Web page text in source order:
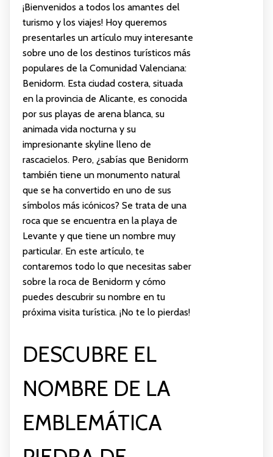
¡Bienvenidos a todos los amantes del
turismo y los viajes! Hoy queremos
presentarles un artículo muy interesante
sobre uno de los destinos turísticos más
populares de la Comunidad Valenciana:
Benidorm. Esta ciudad costera, situada
en la provincia de Alicante, es conocida
por sus playas de arena blanca, su
animada vida nocturna y su
impresionante skyline lleno de
rascacielos. Pero, ¿sabías que Benidorm
también tiene un monumento natural
que se ha convertido en uno de sus
símbolos más icónicos? Se trata de una
roca que se encuentra en la playa de
Levante y que tiene un nombre muy
particular. En este artículo, te
contaremos todo lo que necesitas saber
sobre la roca de Benidorm y cómo
puedes descubrir su nombre en tu
próxima visita turística. ¡No te lo pierdas!
DESCUBRE EL
NOMBRE DE LA
EMBLEMÁTICA